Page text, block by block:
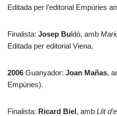
Editada per l’editorial Empúries
Finalista: Josep Buldó, amb
Editada per editorial Viena.
2006 Guanyador: Joan Mañas,
Empúries).
Finalista: Ricard Biel, amb Llit